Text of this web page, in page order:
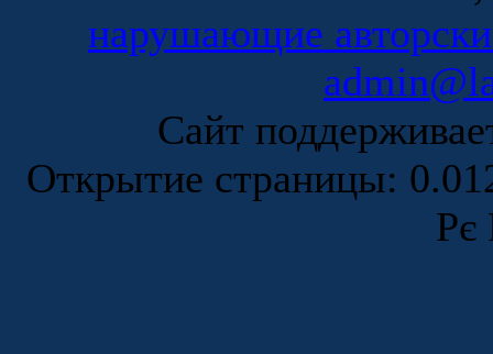
нарушающие
Сайт
Открытие страницы:
Рє